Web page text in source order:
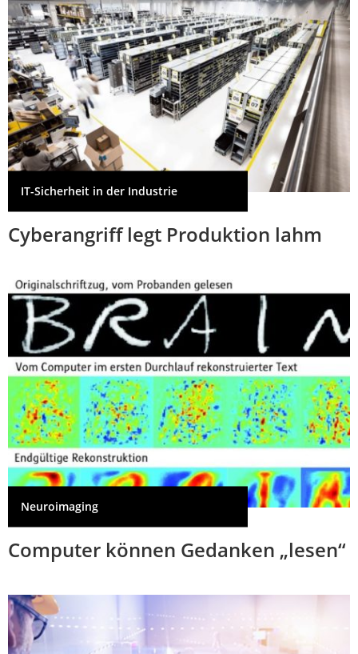
IT-Sicherheit in der Industrie
Cyberangriff legt Produktion lahm
Neuroimaging
Computer können Gedanken „lesen“